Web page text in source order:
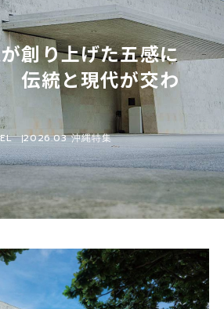
創り上げた五感に
伝統と現代が交わ
2026.03 沖縄特集